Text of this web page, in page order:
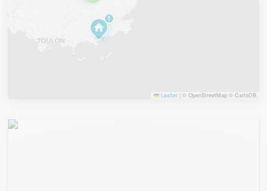
1
Leaflet |© OpenStreetMap © CartoDB